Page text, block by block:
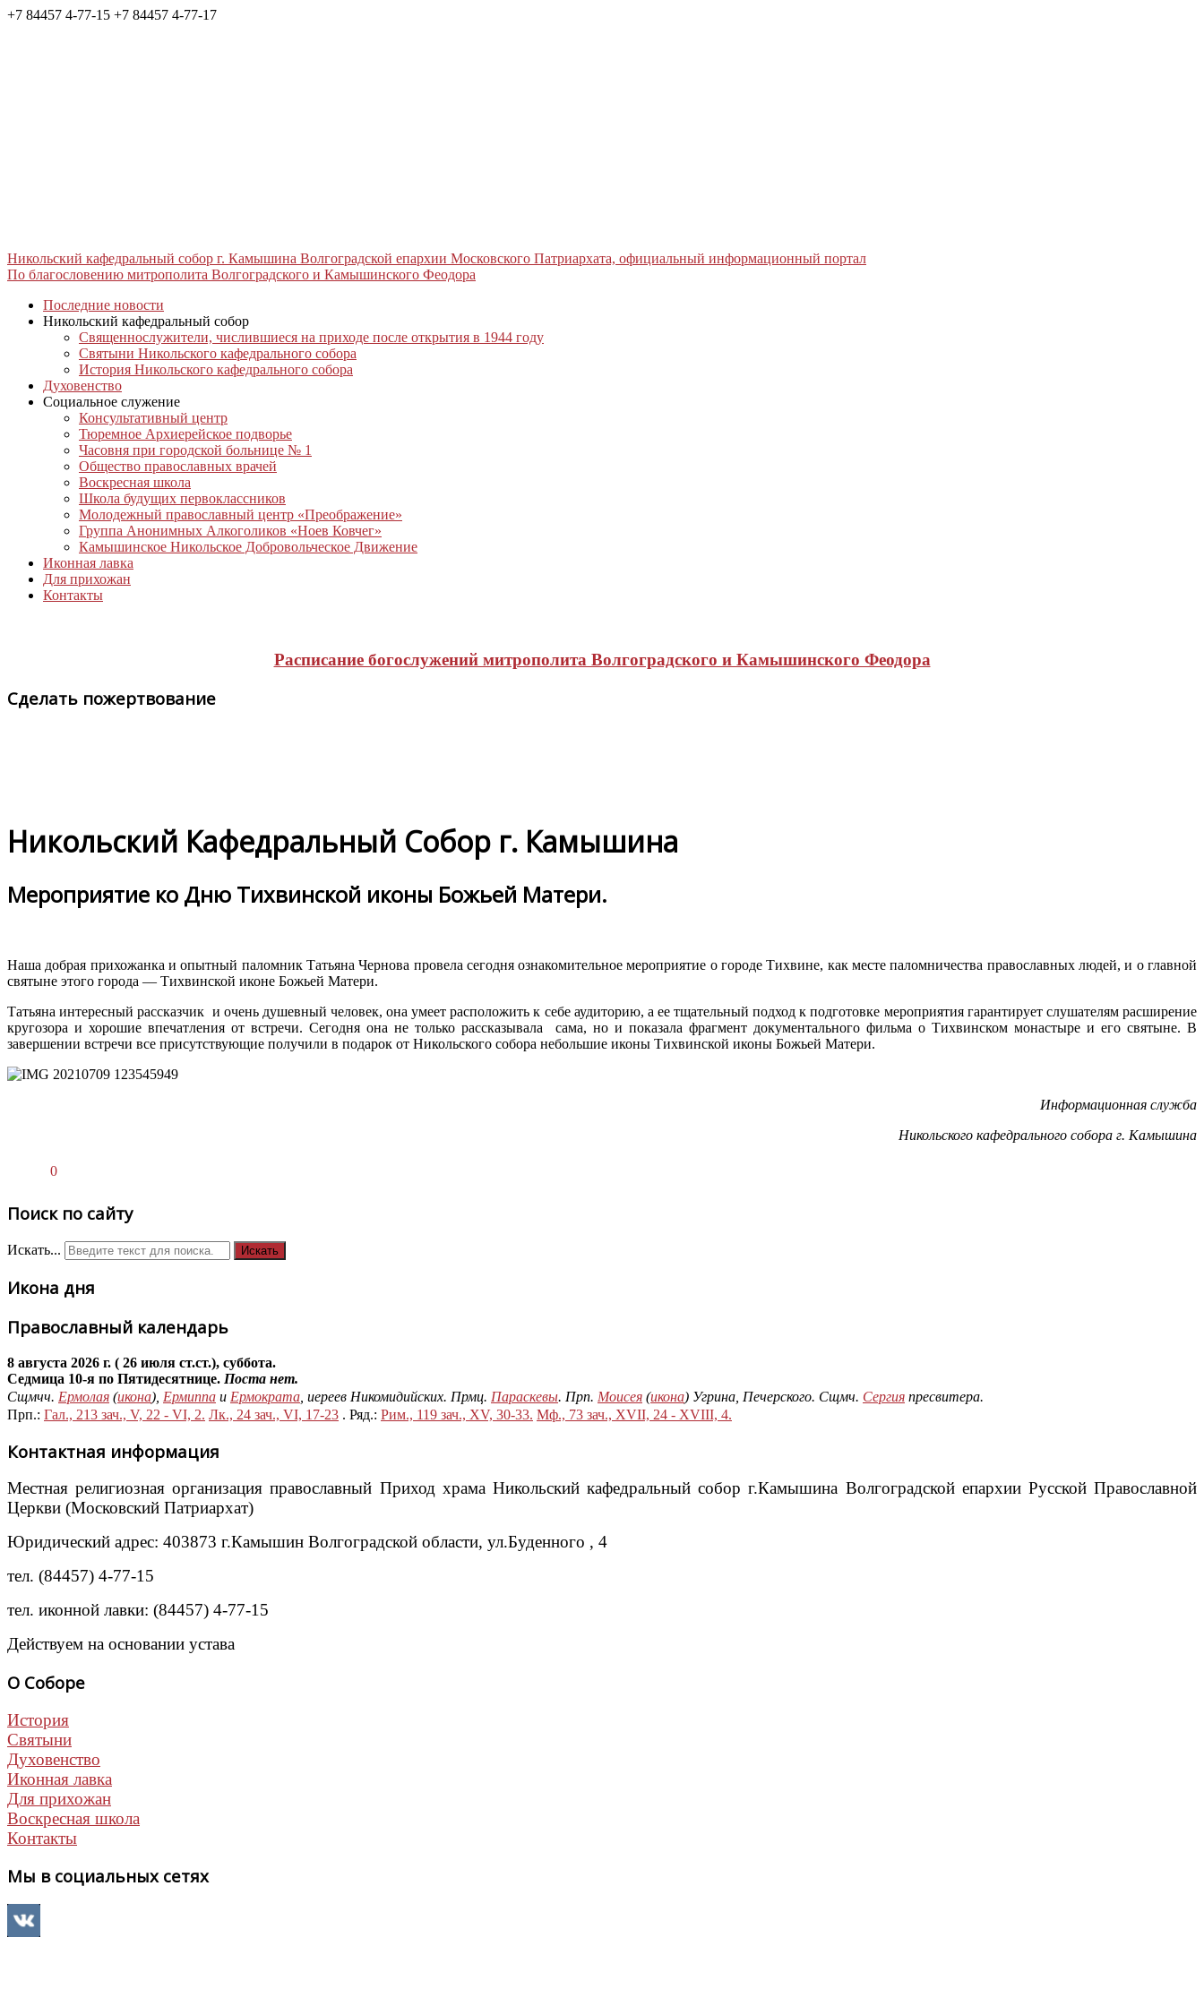
+7 84457 4-77-15 +7 84457 4-77-17
Никольский кафедральный собор г. Камышина Волгоградской епархии Московского Патриархата, официальный информационный портал
По благословению митрополита Волгоградского и Камышинского Феодора
Последние новости
Никольский кафедральный собор
Священнослужители, числившиеся на приходе после открытия в 1944 году
Святыни Никольского кафедрального собора
История Никольского кафедрального собора
Духовенство
Социальное служение
Консультативный центр
Тюремное Архиерейское подворье
Часовня при городской больнице № 1
Общество православных врачей
Воскресная школа
Школа будущих первоклассников
Молодежный православный центр «Преображение»
Группа Анонимных Алкоголиков «Ноев Ковчег»
Камышинское Никольское Добровольческое Движение
Иконная лавка
Для прихожан
Контакты
Расписание богослужений митрополита Волгоградского и Камышинского Феодора
Сделать пожертвование
Никольский Кафедральный Собор г. Камышина
Мероприятие ко Дню Тихвинской иконы Божьей Матери.
Наша добрая прихожанка и опытный паломник Татьяна Чернова провела сегодня ознакомительное мероприятие о городе Тихвине, как месте паломничества православных людей, и о главной
святыне этого города — Тихвинской иконе Божьей Матери.
Татьяна интересный рассказчик и очень душевный человек, она умеет расположить к себе аудиторию, а ее тщательный подход к подготовке мероприятия гарантирует слушателям расширение
кругозора и хорошие впечатления от встречи. Сегодня она не только рассказывала сама, но и показала фрагмент документального фильма о Тихвинском монастыре и его святыне. В
завершении встречи все присутствующие получили в подарок от Никольского собора небольшие иконы Тихвинской иконы Божьей Матери.
Информационная служба
Никольского кафедрального собора г. Камышина
0
Поиск по сайту
Искать... Искать
Икона дня
Православный календарь
8 августа 2026 г. ( 26 июля ст.ст.), суббота.
Седмица 10-я по Пятидесятнице. Поста нет.
Сщмчч. Ермолая (икона), Ермиппа и Ермократа , иереев Никомидийских. Прмц. Параскевы. Прп. Моисея (икона) Угрина, Печерского. Сщмч. Сергия пресвитера.
Прп.: Гал., 213 зач., V, 22 - VI, 2. Лк., 24 зач., VI, 17-23 . Ряд.: Рим., 119 зач., XV, 30-33. Мф., 73 зач., XVII, 24 - XVIII, 4.
Контактная информация
Местная религиозная организация православный Приход храма Никольский кафедральный собор г.Камышина Волгоградской епархии Русской Православной
Церкви (Московский Патриархат)
Юридический адрес: 403873 г.Камышин Волгоградской области, ул.Буденного , 4
тел. (84457) 4-77-15
тел. иконной лавки: (84457) 4-77-15
Действуем на основании устава
О Соборе
История
Святыни
Духовенство
Иконная лавка
Для прихожан
Воскресная школа
Контакты
Мы в социальных сетях